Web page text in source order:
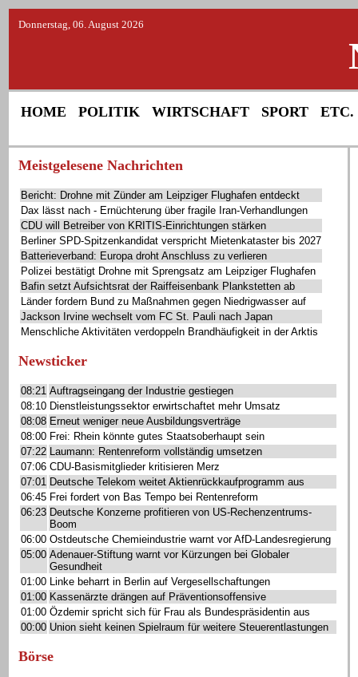
Donnerstag, 06. August 2026
HOME POLITIK WIRTSCHAFT SPORT ETC.
Meistgelesene Nachrichten
Bericht: Drohne mit Zünder am Leipziger Flughafen entdeckt
Dax lässt nach - Ernüchterung über fragile Iran-Verhandlungen
CDU will Betreiber von KRITIS-Einrichtungen stärken
Berliner SPD-Spitzenkandidat verspricht Mietenkataster bis 2027
Batterieverband: Europa droht Anschluss zu verlieren
Polizei bestätigt Drohne mit Sprengsatz am Leipziger Flughafen
Bafin setzt Aufsichtsrat der Raiffeisenbank Plankstetten ab
Länder fordern Bund zu Maßnahmen gegen Niedrigwasser auf
Jackson Irvine wechselt vom FC St. Pauli nach Japan
Menschliche Aktivitäten verdoppeln Brandhäufigkeit in der Arktis
Newsticker
08:21 Auftragseingang der Industrie gestiegen
08:10 Dienstleistungssektor erwirtschaftet mehr Umsatz
08:08 Erneut weniger neue Ausbildungsverträge
08:00 Frei: Rhein könnte gutes Staatsoberhaupt sein
07:22 Laumann: Rentenreform vollständig umsetzen
07:06 CDU-Basismitglieder kritisieren Merz
07:01 Deutsche Telekom weitet Aktienrückkaufprogramm aus
06:45 Frei fordert von Bas Tempo bei Rentenreform
06:23 Deutsche Konzerne profitieren von US-Rechenzentrums-
Boom
06:00 Ostdeutsche Chemieindustrie warnt vor AfD-Landesregierung
05:00 Adenauer-Stiftung warnt vor Kürzungen bei Globaler
Gesundheit
01:00 Linke beharrt in Berlin auf Vergesellschaftungen
01:00 Kassenärzte drängen auf Präventionsoffensive
01:00 Özdemir spricht sich für Frau als Bundespräsidentin aus
00:00 Union sieht keinen Spielraum für weitere Steuerentlastungen
Börse